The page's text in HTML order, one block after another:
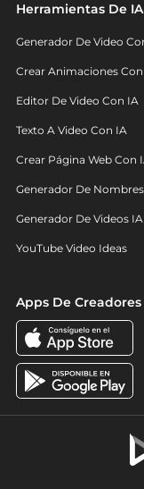
Herramientas De IA
Generador De Video
Crear Animaciones
Editor De Video Con IA
Texto A Video Con IA
Crear Página Web Con
Generador De
Generador De Videos
YouTube Video Ideas
Apps De